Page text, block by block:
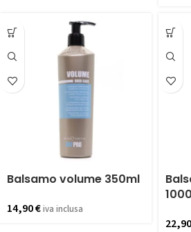
Balsamo volume 350ml
14,90€iva inclusa
22,90